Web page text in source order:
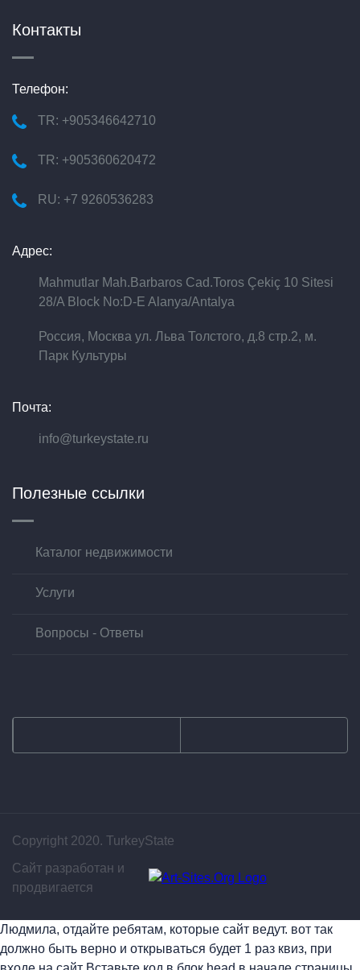
Контакты
Телефон:
TR: +905346642710
TR: +905360620472
RU: +7 9260536283
Адрес:
Mahmutlar Mah.Barbaros Cad.Toros Çekiç 10 Sitesi
28/A Block No:D-E Alanya/Antalya
Россия, Москва ул. Льва Толстого, д.8 стр.2, м.
Парк Культуры
Почта:
info@turkeystate.ru
Полезные ссылки
Каталог недвижимости
Услуги
Вопросы - Ответы
Copyright 2020. TurkeyState
Сайт разработан и
продвигается
Людмила, отдайте ребятам, которые сайт ведут. вот так
должно быть верно и открываться будет 1 раз квиз, при